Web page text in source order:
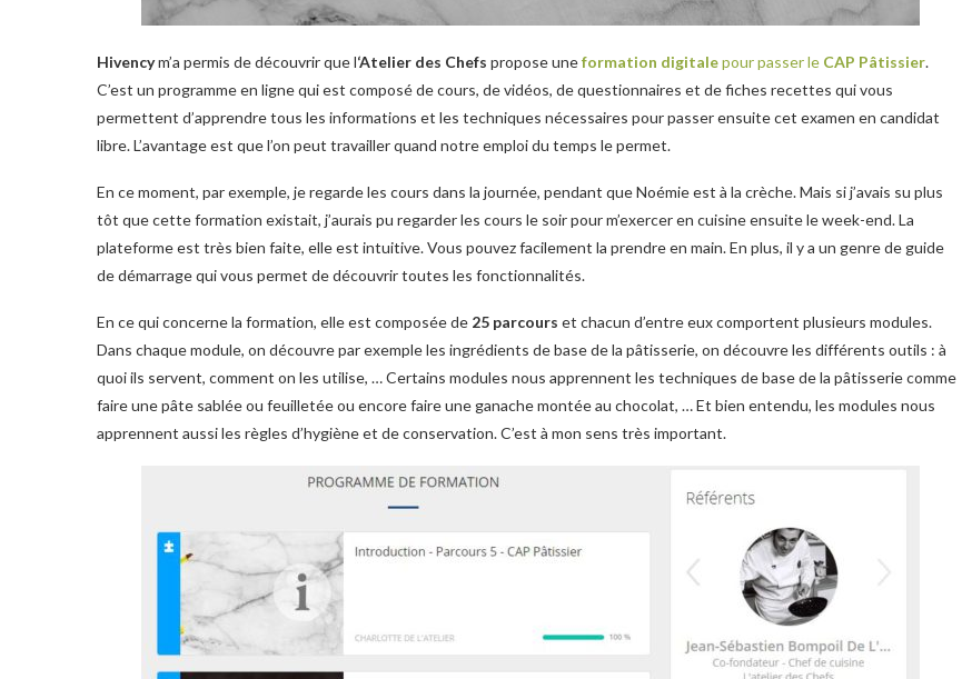
Hivencym’a permis de découvrir que l‘Atelier des Chefs propose uneformation digitalepour passer le CAP Pâtissier.
C’est un programme en ligne qui est composé de cours, de vidéos, de questionnaires et de fiches recettes qui vous
permettent d’apprendre tous les informations et les techniques nécessaires pour passer ensuite cet examen en candidat
libre. L’avantage est que l’on peut travailler quand notre emploi du temps le permet.
En ce moment, par exemple, je regarde les cours dans la journée, pendant que Noémie est à la crèche. Mais si j’avais su plus
tôt que cette formation existait, j’aurais pu regarder les cours le soir pour m’exercer en cuisine ensuite le week-end. La
plateforme est très bien faite, elle est intuitive. Vous pouvez facilement la prendre en main. En plus, il y a un genre de guide
de démarrage qui vous permet de découvrir toutes les fonctionnalités.
En ce qui concerne la formation, elle est composée de 25 parcours et chacun d’entre eux comportent plusieurs modules.
Dans chaque module, on découvre par exemple les ingrédients de base de la pâtisserie, on découvre les différents outils : à
quoi ils servent, comment on les utilise, … Certains modules nous apprennent les techniques de base de la pâtisserie comme
faire une pâte sablée ou feuilletée ou encore faire une ganache montée au chocolat, … Et bien entendu, les modules nous
apprennent aussi les règles d’hygiène et de conservation. C’est à mon sens très important.